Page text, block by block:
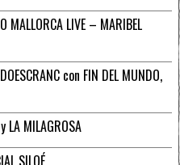
MALLORCA LIVE – MARIBEL
con FIN DEL MUNDO,
LA MILAGROSA
SILOÉ